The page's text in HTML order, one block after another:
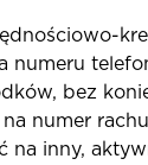
numeru
bez
numer
na inny,